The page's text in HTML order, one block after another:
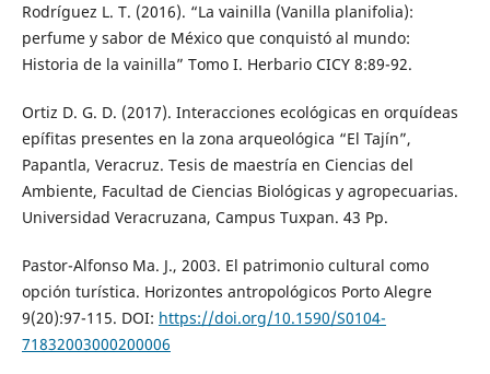
Rodríguez L. T. (2016). “La vainilla (Vanilla planifolia):
perfume y sabor de México que conquistó al mundo:
Historia de la vainilla” Tomo I. Herbario CICY 8:89-92.
Ortiz D. G. D. (2017). Interacciones ecológicas en orquídeas
epífitas presentes en la zona arqueológica “El Tajín”,
Papantla, Veracruz. Tesis de maestría en Ciencias del
Ambiente, Facultad de Ciencias Biológicas y agropecuarias.
Universidad Veracruzana, Campus Tuxpan. 43 Pp.
Pastor-Alfonso Ma. J., 2003. El patrimonio cultural como
opción turística. Horizontes antropológicos Porto Alegre
9(20):97-115. DOI: https://doi.org/10.1590/S0104-
71832003000200006